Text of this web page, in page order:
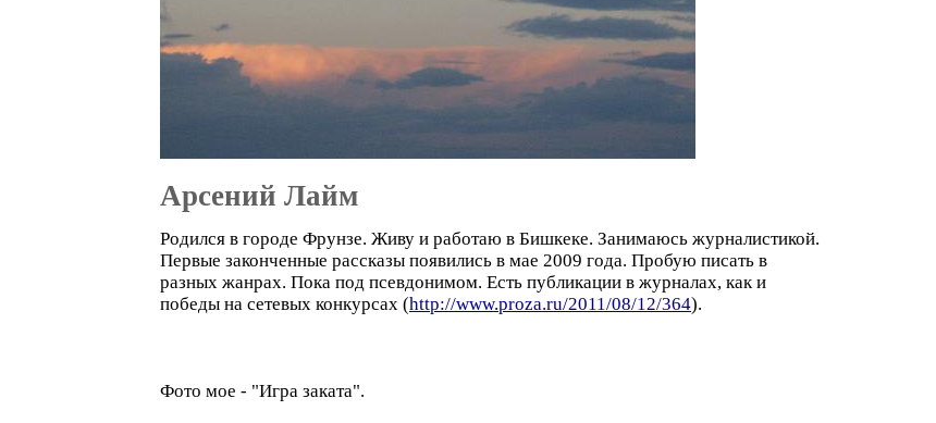
Арсений Лайм
Родился в городе Фрунзе. Живу и работаю в Бишкеке. Занимаюсь журналистикой.
Первые законченные рассказы появились в мае 2009 года. Пробую писать в
разных жанрах. Пока под псевдонимом. Есть публикации в журналах, как и
победы на сетевых конкурсах (http://www.proza.ru/2011/08/12/364).
Фото мое - "Игра заката".